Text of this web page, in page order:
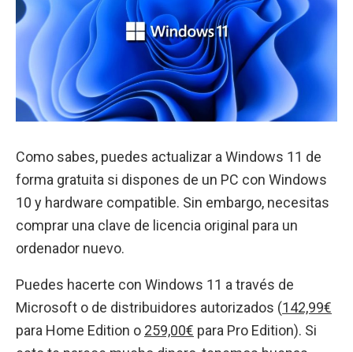
Como sabes, puedes actualizar a Windows 11 de
forma gratuita si dispones de un PC con Windows
10 y hardware compatible. Sin embargo, necesitas
comprar una clave de licencia original para un
ordenador nuevo.
Puedes hacerte con Windows 11 a través de
Microsoft o de distribuidores autorizados (142,99€
para Home Edition o 259,00€ para Pro Edition). Si